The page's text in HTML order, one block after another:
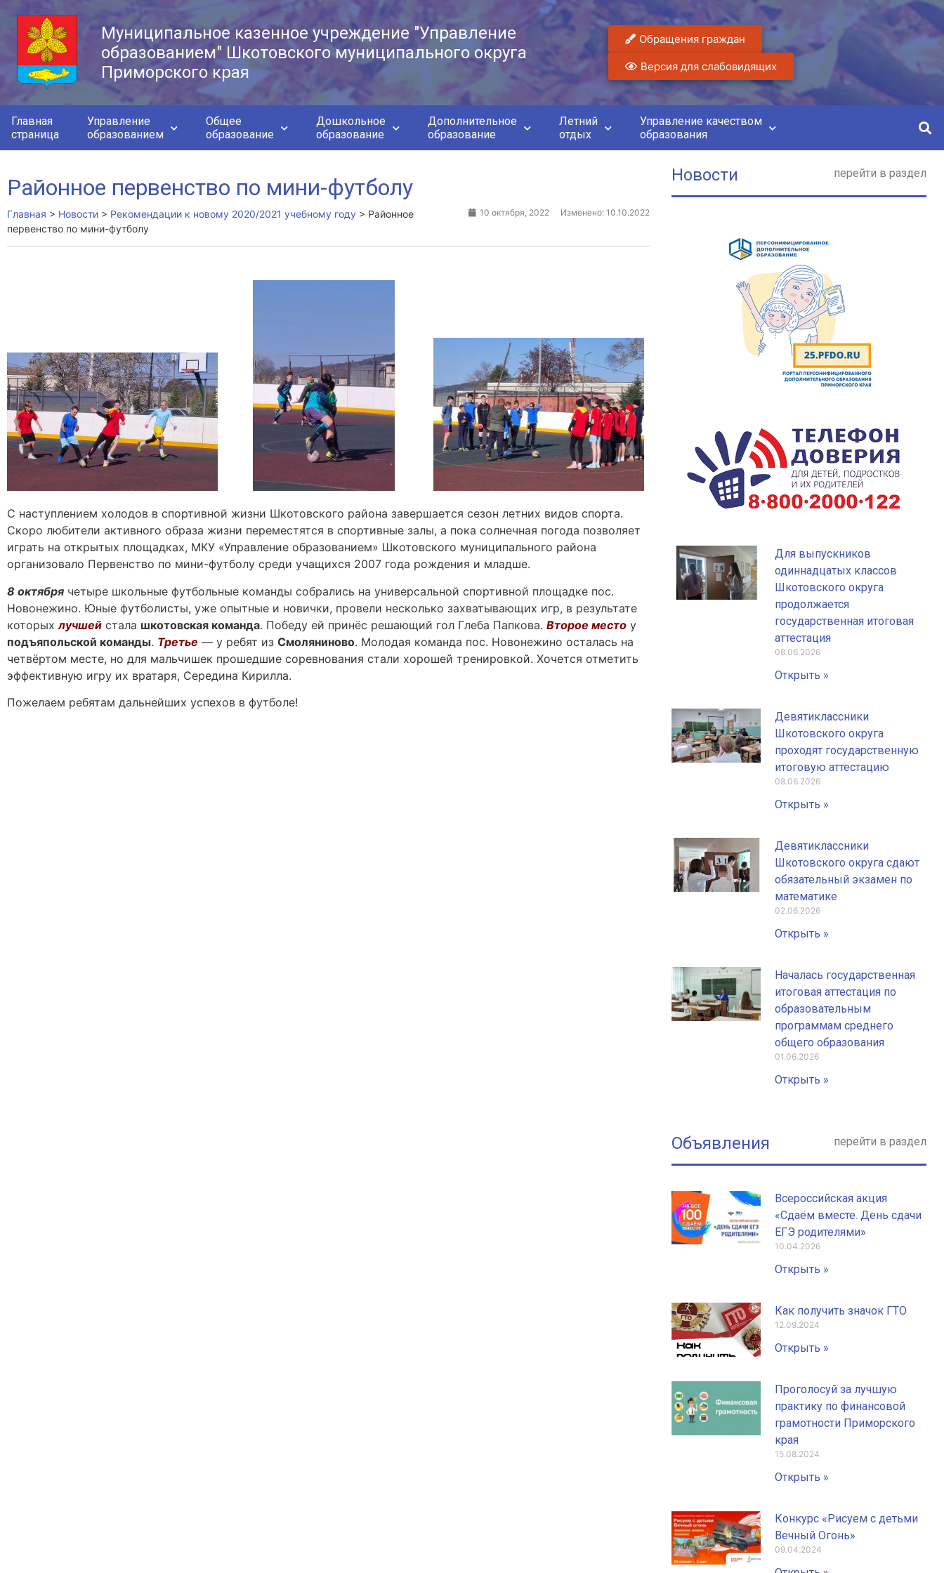
Муниципальное казенное учреждение "Управление
образованием" Шкотовского муниципального округа
Приморского края
Обращения граждан
Версия для слабовидящих
Главная
страница
Управление
образованием
Общее
образование
Дошкольное
образование
Дополнительное
образование
Летний
отдых
Управление качеством
образования
Районное первенство по мини-футболу
Главная > Новости > Рекомендации к новому 2020/2021 учебному году > Районное
первенство по мини-футболу
10 октября, 2022 Изменено: 10.10.2022
С наступлением холодов в спортивной жизни Шкотовского района завершается сезон летних видов спорта.
Скоро любители активного образа жизни переместятся в спортивные залы, а пока солнечная погода позволяет
играть на открытых площадках, МКУ «Управление образованием» Шкотовского муниципального района
организовало Первенство по мини-футболу среди учащихся 2007 года рождения и младше.
8 октября четыре школьные футбольные команды собрались на универсальной спортивной площадке пос.
Новонежино. Юные футболисты, уже опытные и новички, провели несколько захватывающих игр, в результате
которых лучшей стала шкотовская команда. Победу ей принёс решающий гол Глеба Папкова. Второе место у
подъяпольской команды. Третье — у ребят из Смоляниново. Молодая команда пос. Новонежино осталась на
четвёртом месте, но для мальчишек прошедшие соревнования стали хорошей тренировкой. Хочется отметить
эффективную игру их вратаря, Середина Кирилла.
Пожелаем ребятам дальнейших успехов в футболе!
Новости перейти в раздел
Для выпускников
одиннадцатых классов
Шкотовского округа
продолжается
государственная итоговая
аттестация
08.06.2026
Открыть »
Девятиклассники
Шкотовского округа
проходят государственную
итоговую аттестацию
08.06.2026
Открыть »
Девятиклассники
Шкотовского округа сдают
обязательный экзамен по
математике
02.06.2026
Открыть »
Началась государственная
итоговая аттестация по
образовательным
программам среднего
общего образования
01.06.2026
Открыть »
Объявления перейти в раздел
Всероссийская акция
«Сдаём вместе. День сдачи
ЕГЭ родителями»
10.04.2026
Открыть »
Как получить значок ГТО
12.09.2024
Открыть »
Проголосуй за лучшую
практику по финансовой
грамотности Приморского
края
15.08.2024
Открыть »
Конкурс «Рисуем с детьми
Вечный Огонь»
09.04.2024